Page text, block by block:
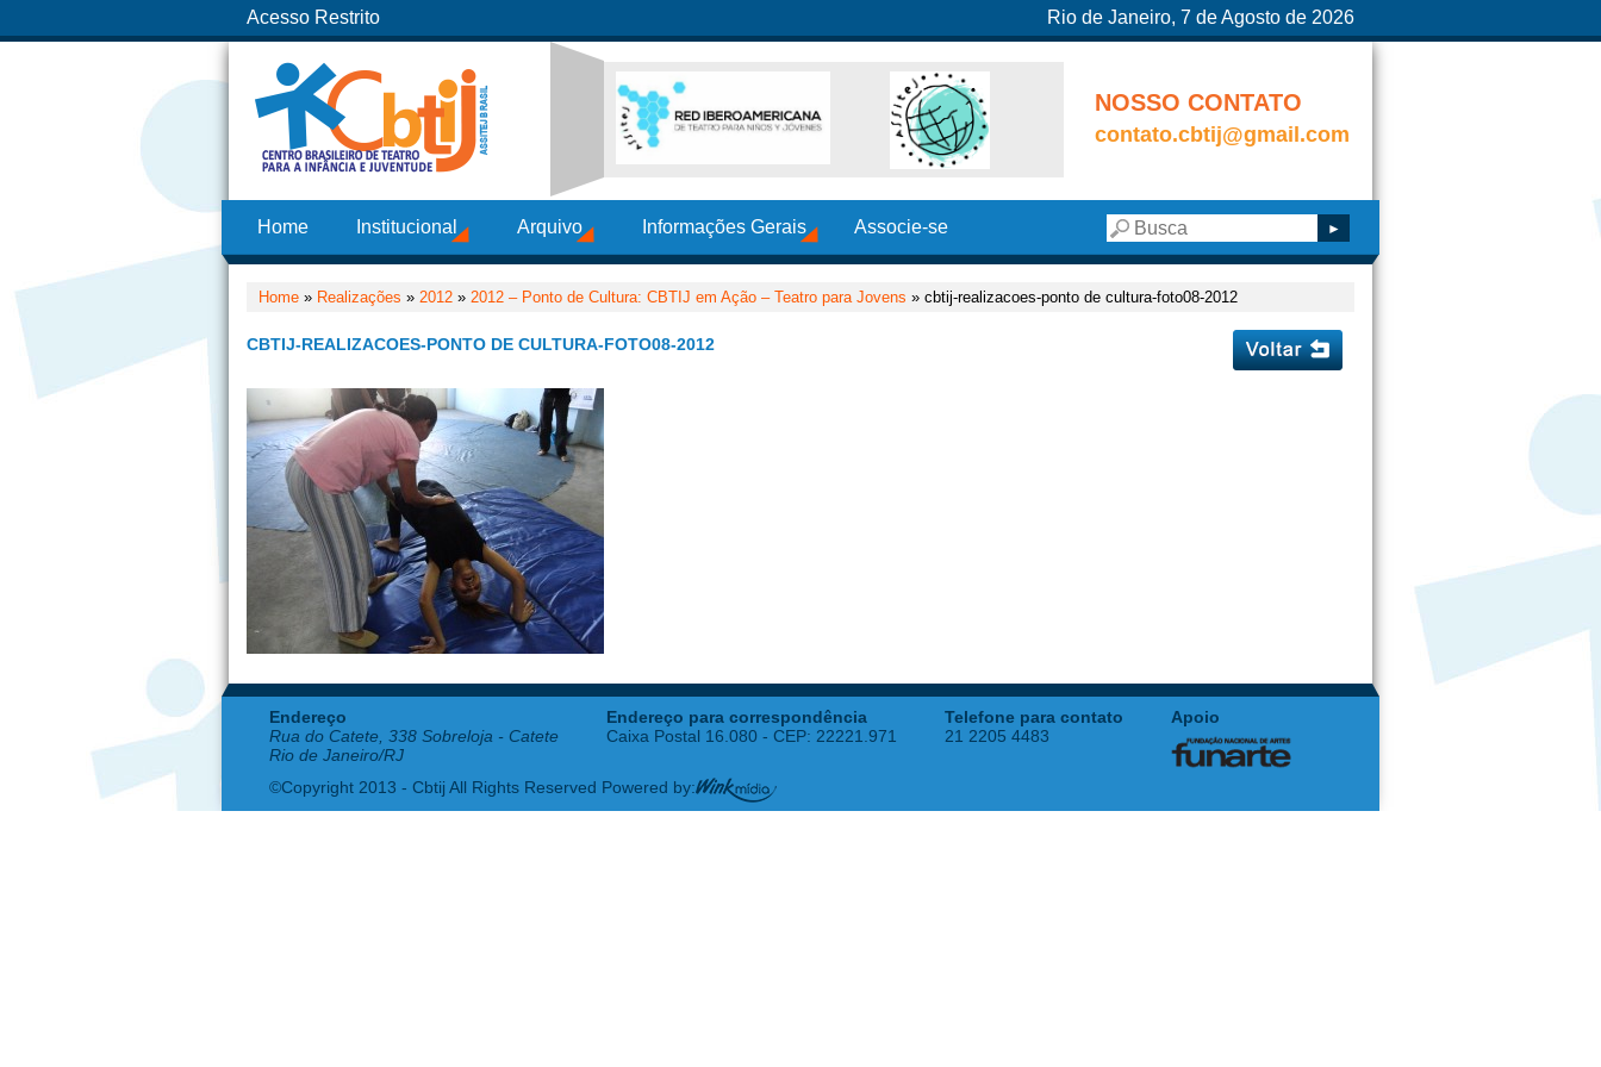
Acesso Restrito Rio de Janeiro, 7 de Agosto de 2026
NOSSO CONTATO
contato.cbtij@gmail.com
Home Institucional Arquivo Informações Gerais Associe-se
Home » Realizações » 2012 » 2012 – Ponto de Cultura: CBTIJ em Ação – Teatro para Jovens » cbtij-realizacoes-ponto de cultura-foto08-2012
CBTIJ-REALIZACOES-PONTO DE CULTURA-FOTO08-2012
Endereço
Rua do Catete, 338 Sobreloja - Catete
Rio de Janeiro/RJ
Endereço para correspondência
Caixa Postal 16.080 - CEP: 22221.971
Telefone para contato
21 2205 4483
Apoio
©Copyright 2013 - Cbtij All Rights Reserved Powered by: